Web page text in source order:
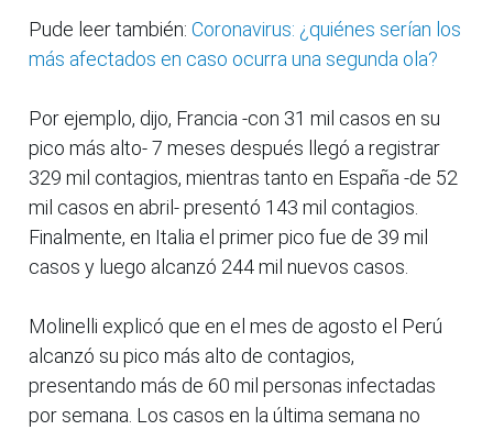
Pude leer también: Coronavirus: ¿quiénes serían los
más afectados en caso ocurra una segunda ola?
Por ejemplo, dijo, Francia -con 31 mil casos en su
pico más alto- 7 meses después llegó a registrar
329 mil contagios, mientras tanto en España -de 52
mil casos en abril- presentó 143 mil contagios.
Finalmente, en Italia el primer pico fue de 39 mil
casos y luego alcanzó 244 mil nuevos casos.
Molinelli explicó que en el mes de agosto el Perú
alcanzó su pico más alto de contagios,
presentando más de 60 mil personas infectadas
por semana. Los casos en la última semana no